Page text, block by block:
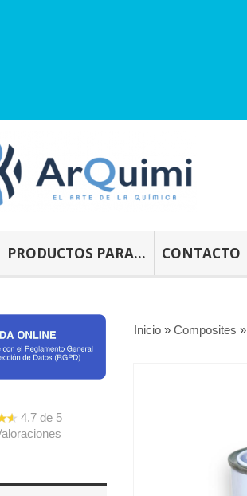
PRODUCTOS PARA... CONTACTO
4.7de 5
Valoraciones
Inicio» Composites »